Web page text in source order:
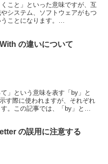
こと」といった意味ですが、互
システム、ソフトウェアがもつ
ことになります。
の違いについて
」という意味を表す「by」と
す際に使われますが、それぞれ
。この記事では、「by」と
の誤用に注意する